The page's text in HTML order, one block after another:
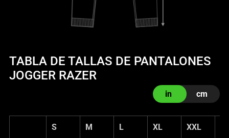
TABLA DE TALLAS DE PANTALONES
JOGGER RAZER
in cm
S M L XL XXL